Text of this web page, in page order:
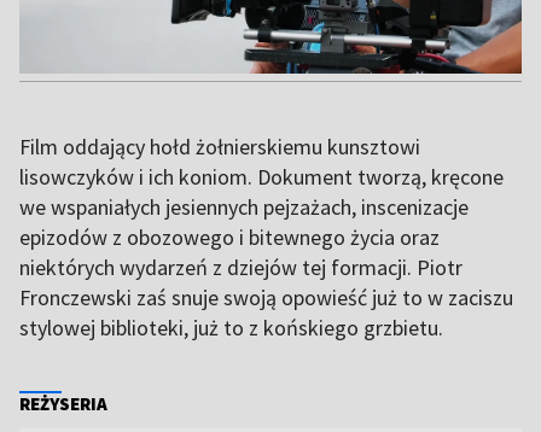
Film oddający hołd żołnierskiemu kunsztowi
lisowczyków i ich koniom. Dokument tworzą, kręcone
we wspaniałych jesiennych pejzażach, inscenizacje
epizodów z obozowego i bitewnego życia oraz
niektórych wydarzeń z dziejów tej formacji. Piotr
Fronczewski zaś snuje swoją opowieść już to w zaciszu
stylowej biblioteki, już to z końskiego grzbietu.
REŻYSERIA